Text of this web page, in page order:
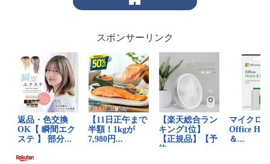
スポンサーリンク